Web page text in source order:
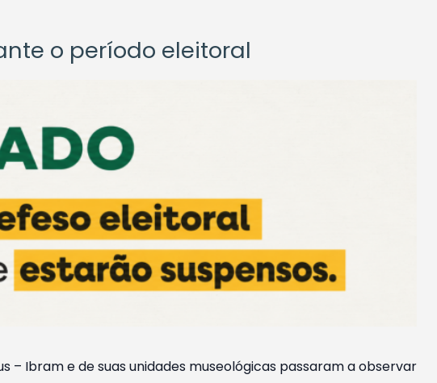
o período eleitoral
– Ibram e de suas unidades museológicas passaram a observar